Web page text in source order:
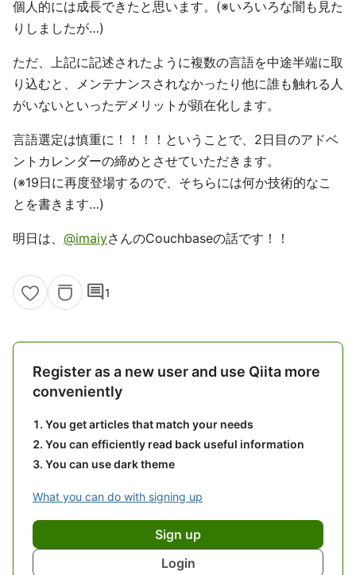
個人的には成長できたと思います。(※いろいろな闇も見た
りしましたが…)
ただ、上記に記述されたように複数の言語を中途半端に取
り込むと、メンテナンスされなかったり他に誰も触れる人
がいないといったデメリットが顕在化します。
言語選定は慎重に！！！！ということで、2日目のアドベ
ントカレンダーの締めとさせていただきます。
(※19日に再度登場するので、そちらには何か技術的なこ
とを書きます…)
明日は、 @imaiyさんのCouchbaseの話です！！
comment1
Register as a new user and use Qiita more
conveniently
You get articles that match your needs
You can efficiently read back useful information
You can use dark theme
What you can do with signing up
Sign up
Login